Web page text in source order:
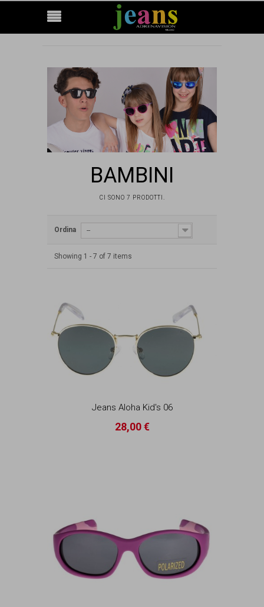
BAMBINI
CI SONO 7 PRODOTTI.
Ordina --
Showing 1 - 7 of 7 items
Jeans Aloha Kid's 06
28,00 €